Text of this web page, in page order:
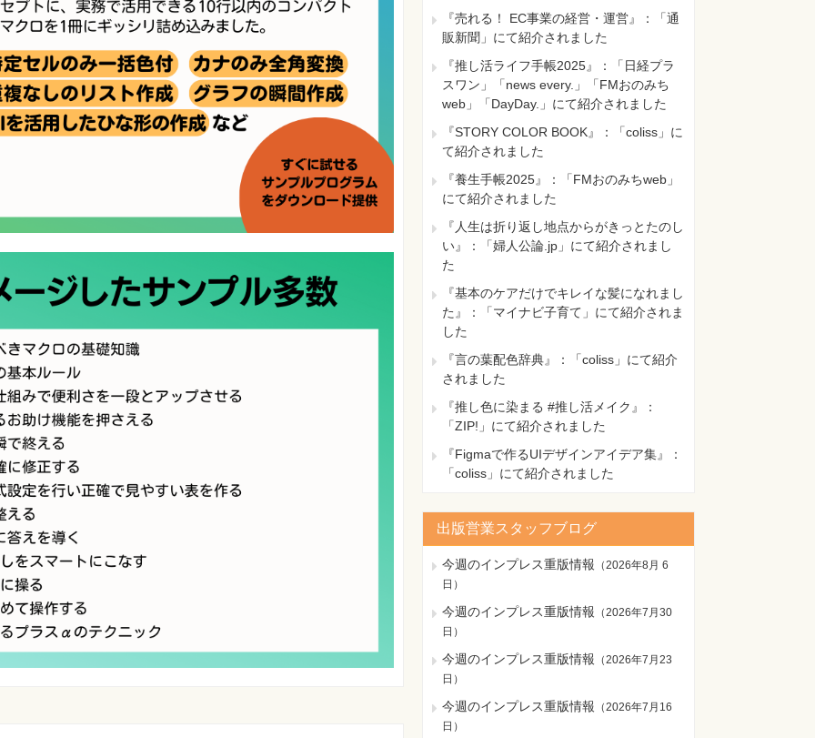
『売れる！ EC事業の経営・運営』：「通
販新聞」にて紹介されました
『推し活ライフ手帳2025』：「日経プラ
スワン」「news every.」「FMおのみち
web」「DayDay.」にて紹介されました
『STORY COLOR BOOK』：「coliss」に
て紹介されました
『養生手帳2025』：「FMおのみちweb」
にて紹介されました
『人生は折り返し地点からがきっとたのし
い』：「婦人公論.jp」にて紹介されまし
た
『基本のケアだけでキレイな髪になれまし
た』：「マイナビ子育て」にて紹介されま
した
『言の葉配色辞典』：「coliss」にて紹介
されました
『推し色に染まる #推し活メイク』：
「ZIP!」にて紹介されました
『Figmaで作るUIデザインアイデア集』：
「coliss」にて紹介されました
出版営業スタッフブログ
今週のインプレス重版情報 （2026年8月 6
日 ）
今週のインプレス重版情報 （2026年7月30
日 ）
今週のインプレス重版情報 （2026年7月23
日 ）
今週のインプレス重版情報 （2026年7月16
日 ）